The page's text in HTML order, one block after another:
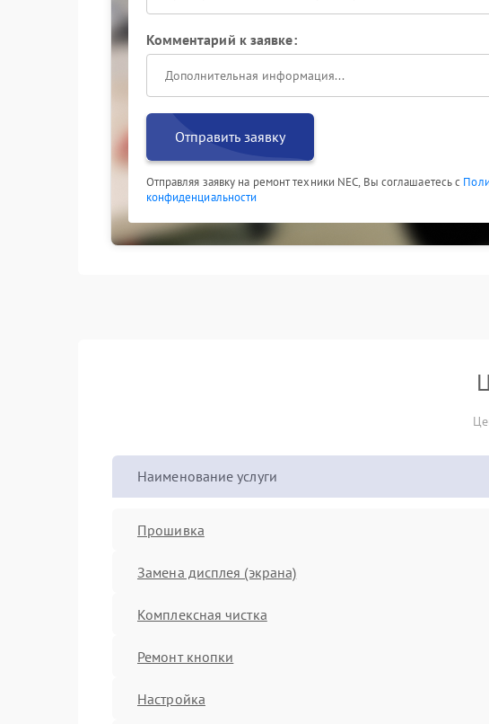
Комментарий к заявке:
Отправить заявку
Отправляя заявку на ремонт техники NEC, Вы соглашаетесь с
конфиденциальности
Наименование услуги
Прошивка
Замена дисплея (экрана)
Комплексная чистка
Ремонт кнопки
Настройка